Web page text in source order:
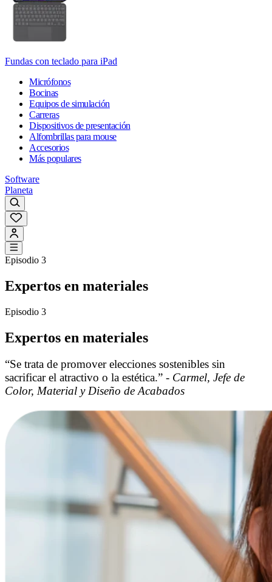
Fundas con teclado para iPad
Micrófonos
Bocinas
Equipos de simulación
Carreras
Dispositivos de presentación
Alfombrillas para mouse
Accesorios
Más populares
Software
Planeta
Episodio 3
Expertos en materiales
Episodio 3
Expertos en materiales
“Se trata de promover elecciones sostenibles sin
sacrificar el atractivo o la estética.” - Carmel, Jefe de
Color, Material y Diseño de Acabados